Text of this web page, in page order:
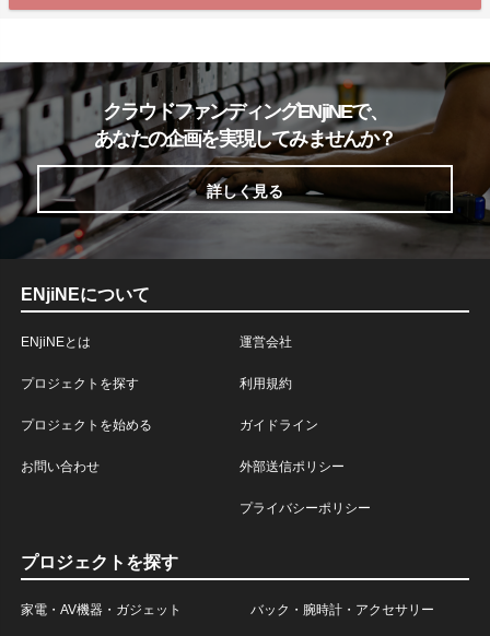
クラウドファンディングENjiNEで、
あなたの企画を実現してみませんか？
詳しく見る
ENjiNEについて
ENjiNEとは
プロジェクトを探す
プロジェクトを始める
お問い合わせ
運営会社
利用規約
ガイドライン
外部送信ポリシー
プライバシーポリシー
プロジェクトを探す
家電・AV機器・ガジェット バック・腕時計・アクセサリー